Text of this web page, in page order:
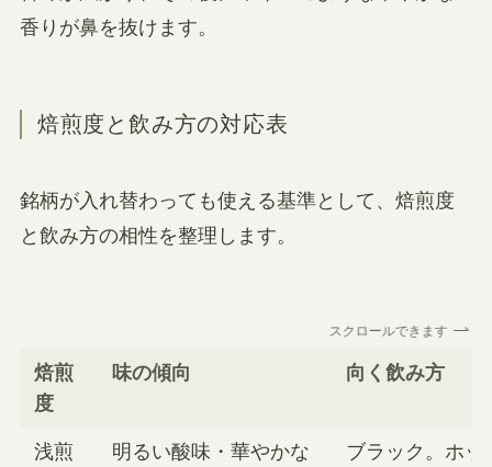
香りが鼻を抜けます。
焙煎度と飲み方の対応表
銘柄が入れ替わっても使える基準として、焙煎度
と飲み方の相性を整理します。
スクロールできます
焙煎
度
味の傾向 向く飲み方
浅煎
明るい酸味・華やかな
ブラック。ホッ